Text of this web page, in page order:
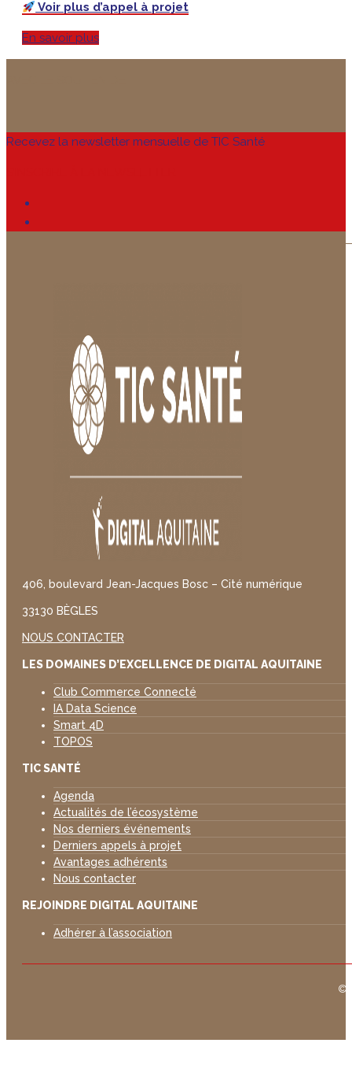
Voir plus d’appel à projet
En savoir plus
Recevez la newsletter mensuelle de TIC Santé
406, boulevard Jean-Jacques Bosc – Cité numérique
33130 BÈGLES
NOUS CONTACTER
LES DOMAINES D’EXCELLENCE DE DIGITAL AQUITAINE
Club Commerce Connecté
IA Data Science
Smart 4D
TOPOS
TIC SANTÉ
Agenda
Actualités de l’écosystème
Nos derniers événements
Derniers appels à projet
Avantages adhérents
Nous contacter
REJOINDRE DIGITAL AQUITAINE
Adhérer à l’association